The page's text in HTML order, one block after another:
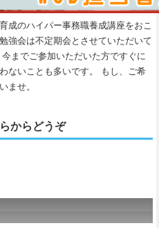
成のハイパー事務職養成講座をおこ
強会は不定期会とさせていただいて
までご参加いただいた方ですぐに
ないことも多いです。 もし、ご希
ませ。
からどうぞ